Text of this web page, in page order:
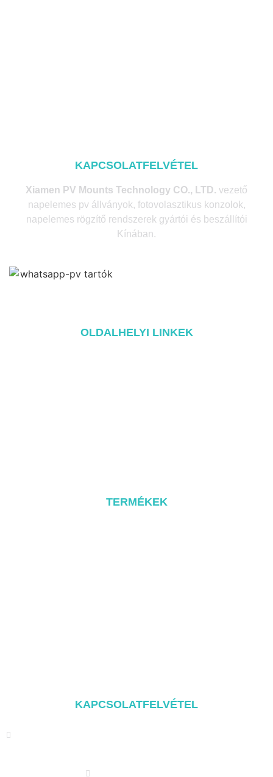
KAPCSOLATFELVÉTEL
Xiamen PV Mounts Technology CO., LTD. vezető
napelemes pv állványok, fotovolasztikus konzolok,
napelemes rögzítő rendszerek gyártói és beszállítói
Kínában.
OLDALHELYI LINKEK
TERMÉKEK
KAPCSOLATFELVÉTEL